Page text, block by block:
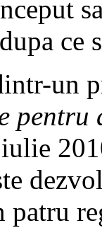
ce
un
pentru
patru